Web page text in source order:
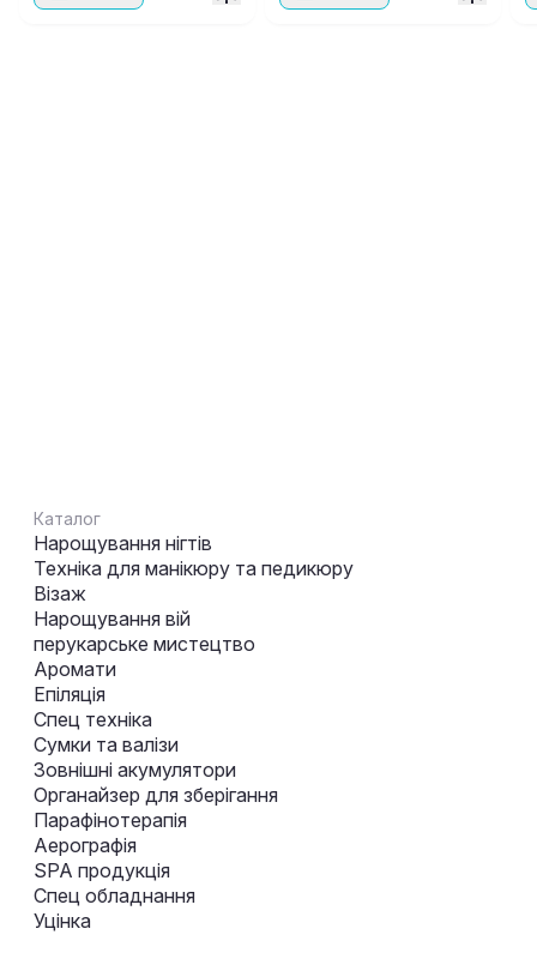
Каталог
Нарощування нігтів
Техніка для манікюру та педикюру
Візаж
Нарощування вій
перукарське мистецтво
Аромати
Епіляція
Спец техніка
Сумки та валізи
Зовнішні акумулятори
Органайзер для зберігання
Парафінотерапія
Аерографія
SPA продукція
Спец обладнання
Уцінка